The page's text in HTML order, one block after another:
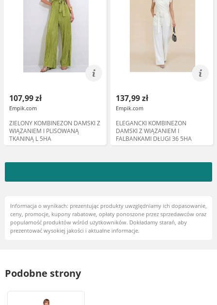
107,99 zł
Empik.com
ZIELONY KOMBINEZON DAMSKI Z
WIĄZANIEM I PLISOWANĄ
TKANINĄ L 5HA
137,99 zł
Empik.com
ELEGANCKI KOMBINEZON
DAMSKI Z WIĄZANIEM I
FALBANKAMI DŁUGI 36 5HA
Informacja o wynikach: prezentując produkty uwzględniamy ich dopasowanie,
ceny, promocje, kupony rabatowe, opłaty ponoszone przez sprzedawców oraz
popularność produktów wśród użytkowników. Dokładamy starań, aby
prezentować wysokiej jakości i aktualne informacje.
Podobne strony